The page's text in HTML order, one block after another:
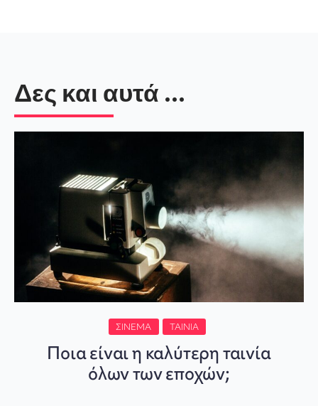
Δες και αυτά ...
ΣΙΝΕΜΆ ΤΑΙΝΊΑ
Ποια είναι η καλύτερη ταινία
όλων των εποχών;